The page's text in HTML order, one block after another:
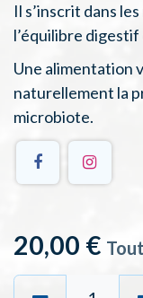
Il s’inscrit dans
l’équilibre
Une alimentation
naturellement la
microbiote.
20,00 €